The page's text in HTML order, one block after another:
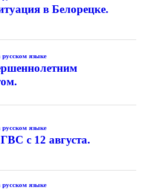
в Белорецке.
русском языке
русском языке
с 12 августа.
русском языке